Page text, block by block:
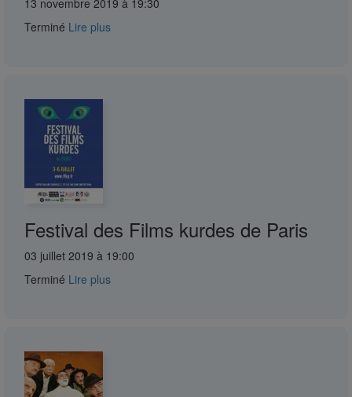
13 novembre 2019 à 19:30
Terminé Lire plus
Festival des Films kurdes de Paris
03 juillet 2019 à 19:00
Terminé Lire plus